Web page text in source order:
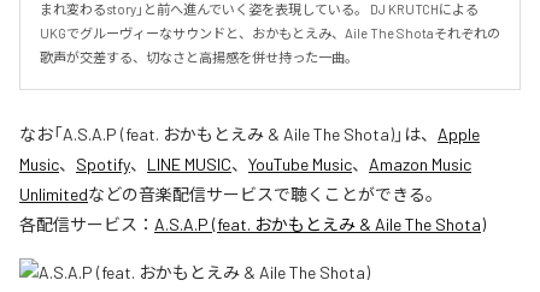
まれ変わるstory」と前へ進んでいく姿を表現している。 DJ KRUTCHによる
UKGでグルーヴィーなサウンドと、おかもとえみ、Aile The Shotaそれぞれの
歌声が交差する、切なさと高揚感を併せ持った一曲。
なお「A.S.A.P (feat. おかもとえみ & Aile The Shota)」は、 Apple
Music、 Spotify、 LINE MUSIC、 YouTube Music、 Amazon Music
Unlimitedなどの音楽配信サービスで聴くことができる。
各配信サービス： A.S.A.P (feat. おかもとえみ & Aile The Shota)